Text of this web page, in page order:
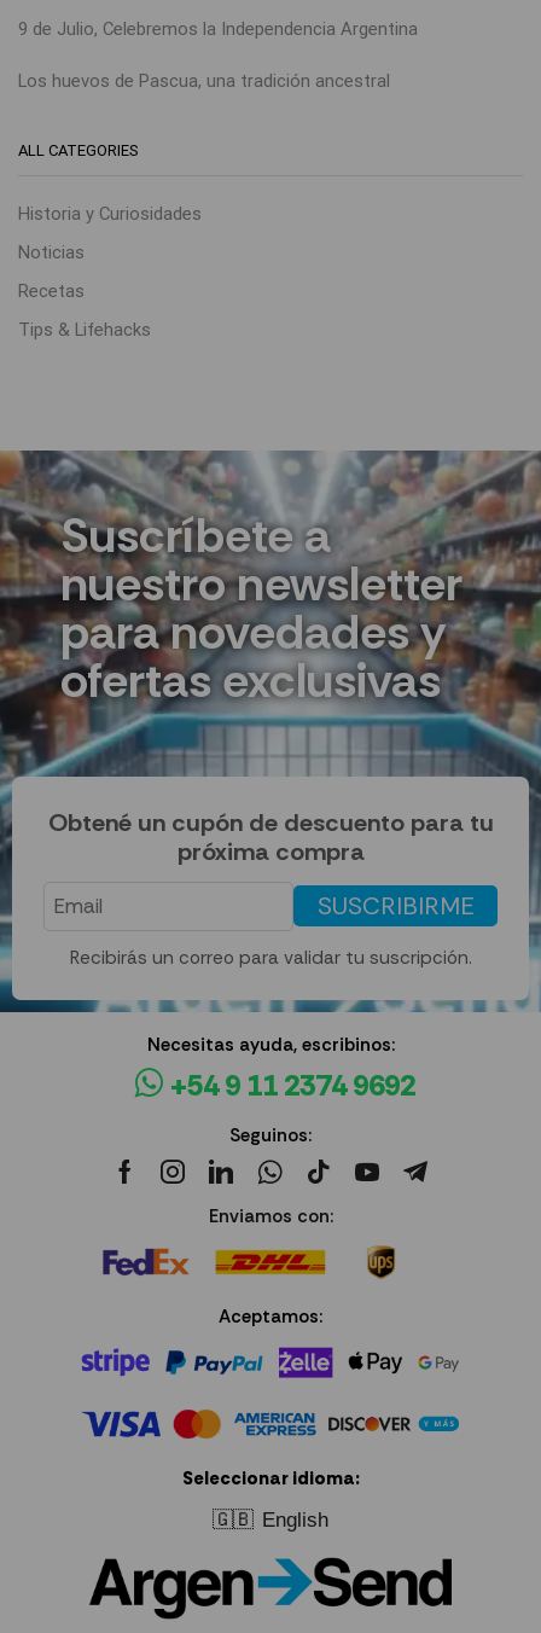
9 de Julio, Celebremos la Independencia Argentina
Los huevos de Pascua, una tradición ancestral
ALL CATEGORIES
Historia y Curiosidades
Noticias
Recetas
Tips & Lifehacks
Suscríbete a
nuestro newsletter
para novedades y
ofertas exclusivas
Obtené un cupón de descuento para tu
próxima compra
SUSCRIBIRME
Recibirás un correo para validar tu suscripción.
Necesitas ayuda, escribinos:
+54 9 11 2374 9692
Seguinos:
Enviamos con:
Aceptamos:
Seleccionar idioma:
🇬🇧 English